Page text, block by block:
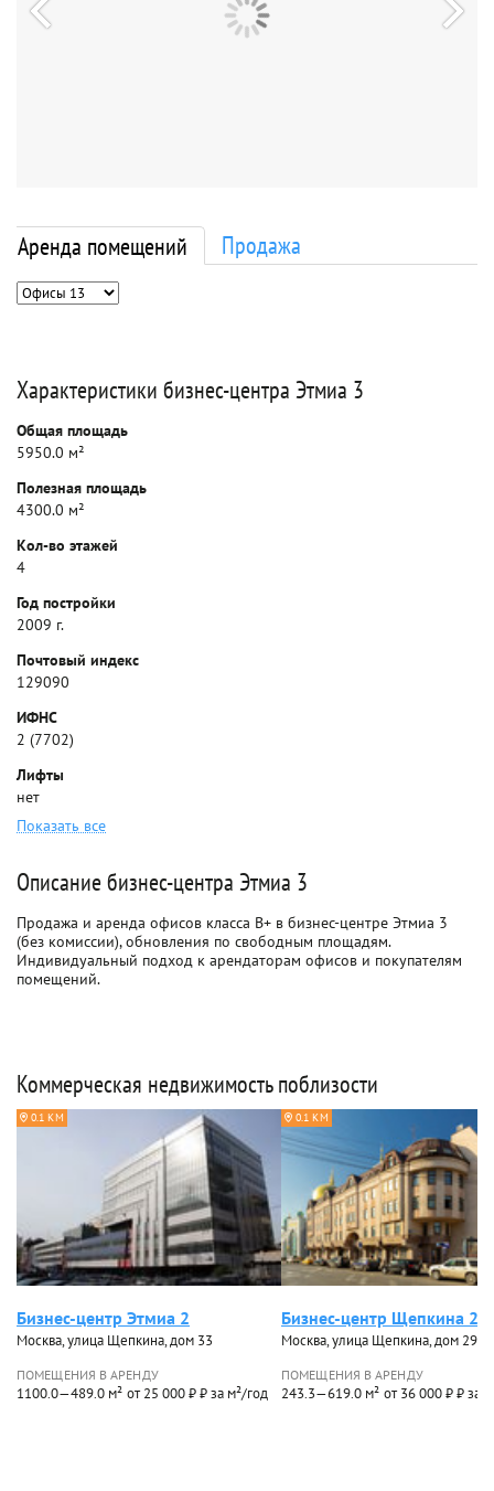
Аренда помещений Продажа
Характеристики бизнес-центра Этмиа 3
Общая площадь
5950.0 м²
Полезная площадь
4300.0 м²
Кол-во этажей
4
Год постройки
2009 г.
Почтовый индекс
129090
ИФНС
2 (7702)
Лифты
нет
Показать все
Описание бизнес-центра Этмиа 3
Продажа и аренда офисов класса B+ в бизнес-центре Этмиа 3
(без комиссии), обновления по свободным площадям.
Индивидуальный подход к арендаторам офисов и покупателям
помещений.
Коммерческая недвижимость поблизости
0.1 КМ
Бизнес-центр Этмиа 2
Москва, улица Щепкина, дом 33
ПОМЕЩЕНИЯ В АРЕНДУ
1100.0—489.0 м² от 25 000 ₽ ₽ за м²/год
0.1 КМ
Бизнес-центр Щепкина 29
Москва, улица Щепкина, дом 29
ПОМЕЩЕНИЯ В АРЕНДУ
243.3—619.0 м² от 36 000 ₽ ₽ за